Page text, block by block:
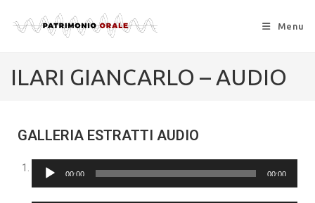
Menu
ILARI GIANCARLO – AUDIO
GALLERIA ESTRATTI AUDIO
Audio
00:00 00:00